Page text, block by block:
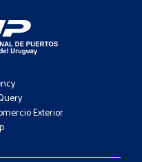
Exterior